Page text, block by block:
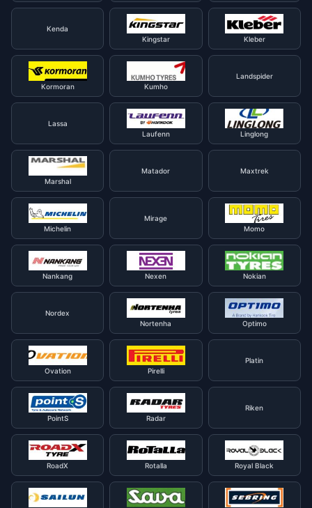
Kenda
Kingstar
Kleber
Kormoran Kumho
Landspider
Lassa
Laufenn
Linglong
Marshal
Matador Maxtrek
Michelin
Mirage
Momo
Nankang Nexen Nokian
Nordex
Nortenha
Optimo
Ovation Pirelli
Platin
PointS Radar
Riken
RoadX Rotalla Royal Black